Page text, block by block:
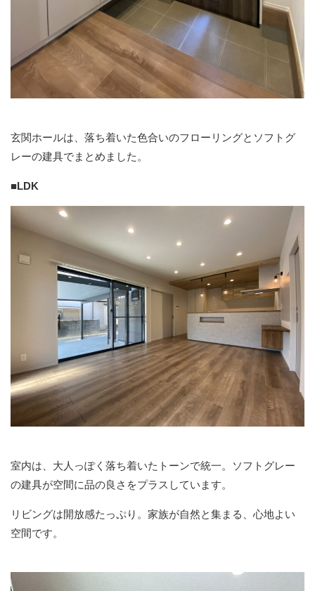
玄関ホールは、落ち着いた色合いのフローリングとソフトグ
レーの建具でまとめました。
■LDK
室内は、大人っぽく落ち着いたトーンで統一。ソフトグレー
の建具が空間に品の良さをプラスしています。
リビングは開放感たっぷり。家族が自然と集まる、心地よい
空間です。